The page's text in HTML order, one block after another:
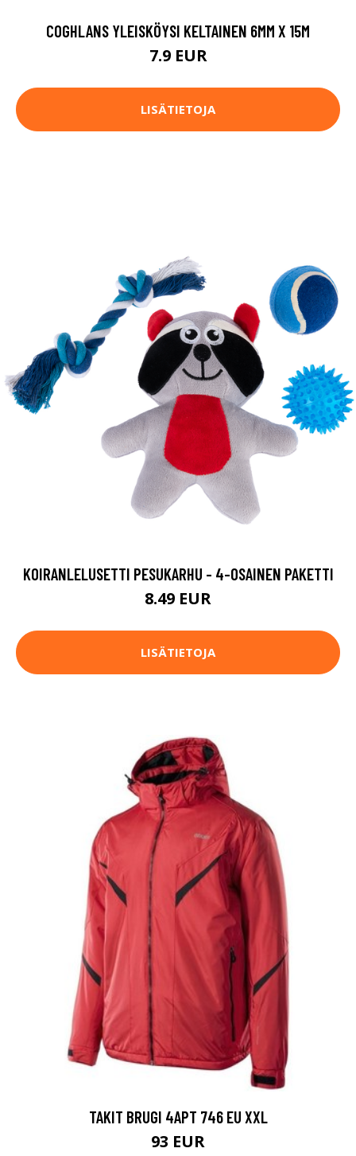
COGHLANS YLEISKÖYSI KELTAINEN 6MM X 15M
7.9 EUR
LISÄTIETOJA
KOIRANLELUSETTI PESUKARHU - 4-OSAINEN PAKETTI
8.49 EUR
LISÄTIETOJA
TAKIT BRUGI 4APT 746 EU XXL
93 EUR